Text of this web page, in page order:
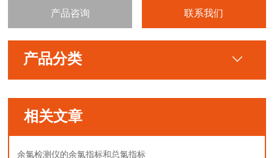
产品咨询 联系我们
产品分类
相关文章
余氯检测仪的余氯指标和总氯指标